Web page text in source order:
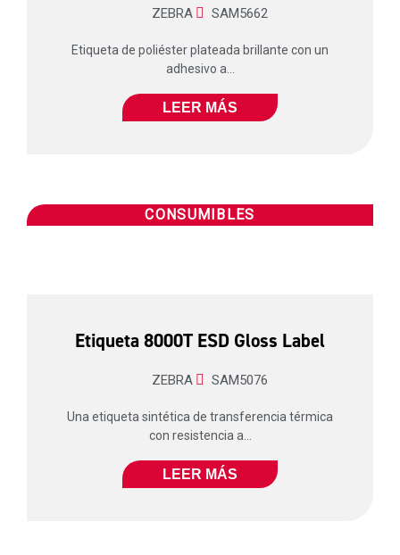
ZEBRA SAM5662
Etiqueta de poliéster plateada brillante con un
adhesivo a...
LEER MÁS
CONSUMIBLES
Etiqueta 8000T ESD Gloss Label
ZEBRA SAM5076
Una etiqueta sintética de transferencia térmica
con resistencia a...
LEER MÁS